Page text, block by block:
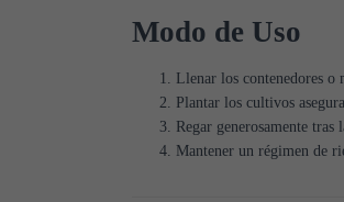
Modo de Uso
Llenar los contenedores o
Plantar los cultivos
Regar generosamente
Mantener un régimen de